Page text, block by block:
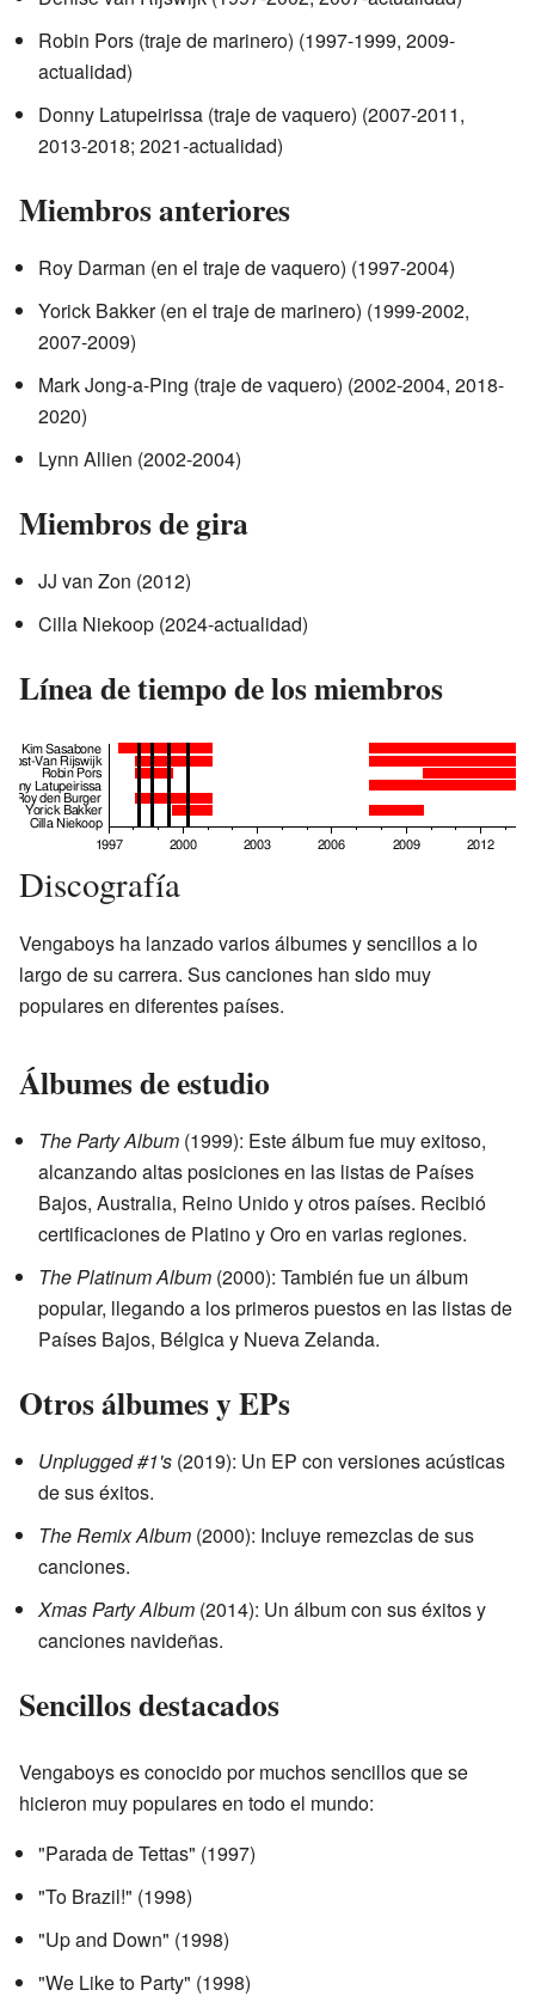
Robin Pors (traje de marinero) (1997-1999, 2009-
actualidad)
Donny Latupeirissa (traje de vaquero) (2007-2011,
2013-2018; 2021-actualidad)
Miembros anteriores
Roy Darman (en el traje de vaquero) (1997-2004)
Yorick Bakker (en el traje de marinero) (1999-2002,
2007-2009)
Mark Jong-a-Ping (traje de vaquero) (2002-2004, 2018-
2020)
Lynn Allien (2002-2004)
Miembros de gira
JJ van Zon (2012)
Cilla Niekoop (2024-actualidad)
Línea de tiempo de los miembros
Discografía
Vengaboys ha lanzado varios álbumes y sencillos a lo
largo de su carrera. Sus canciones han sido muy
populares en diferentes países.
Álbumes de estudio
The Party Album (1999): Este álbum fue muy exitoso,
alcanzando altas posiciones en las listas de Países
Bajos, Australia, Reino Unido y otros países. Recibió
certificaciones de Platino y Oro en varias regiones.
The Platinum Album (2000): También fue un álbum
popular, llegando a los primeros puestos en las listas de
Países Bajos, Bélgica y Nueva Zelanda.
Otros álbumes y EPs
Unplugged #1's (2019): Un EP con versiones acústicas
de sus éxitos.
The Remix Album (2000): Incluye remezclas de sus
canciones.
Xmas Party Album (2014): Un álbum con sus éxitos y
canciones navideñas.
Sencillos destacados
Vengaboys es conocido por muchos sencillos que se
hicieron muy populares en todo el mundo:
"Parada de Tettas" (1997)
"To Brazil!" (1998)
"Up and Down" (1998)
"We Like to Party" (1998)